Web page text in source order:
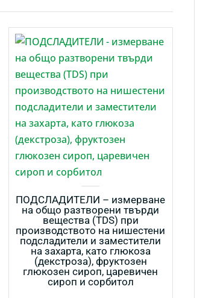
ПОДСЛАДИТЕЛИ – измерване
на общо разтворени твърди
вещества (TDS) при
производството на нишестени
подсладители и заместители
на захарта, като глюкоза
(декстроза), фруктозен
глюкозен сироп, царевичен
сироп и сорбитол